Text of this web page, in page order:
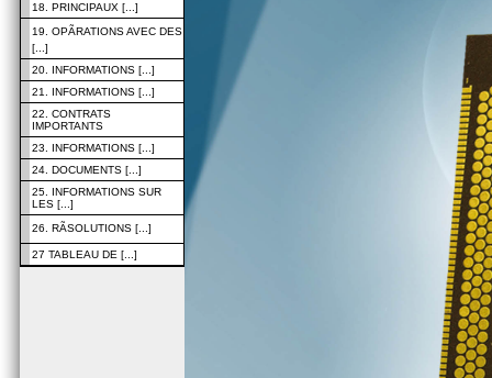
18. PRINCIPAUX [...]
19. OPÃRATIONS AVEC DES
[...]
20. INFORMATIONS [...]
21. INFORMATIONS [...]
22. CONTRATS
IMPORTANTS
23. INFORMATIONS [...]
24. DOCUMENTS [...]
25. INFORMATIONS SUR
LES [...]
26. RÃSOLUTIONS [...]
27 TABLEAU DE [...]